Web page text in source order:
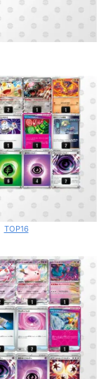
TOP16